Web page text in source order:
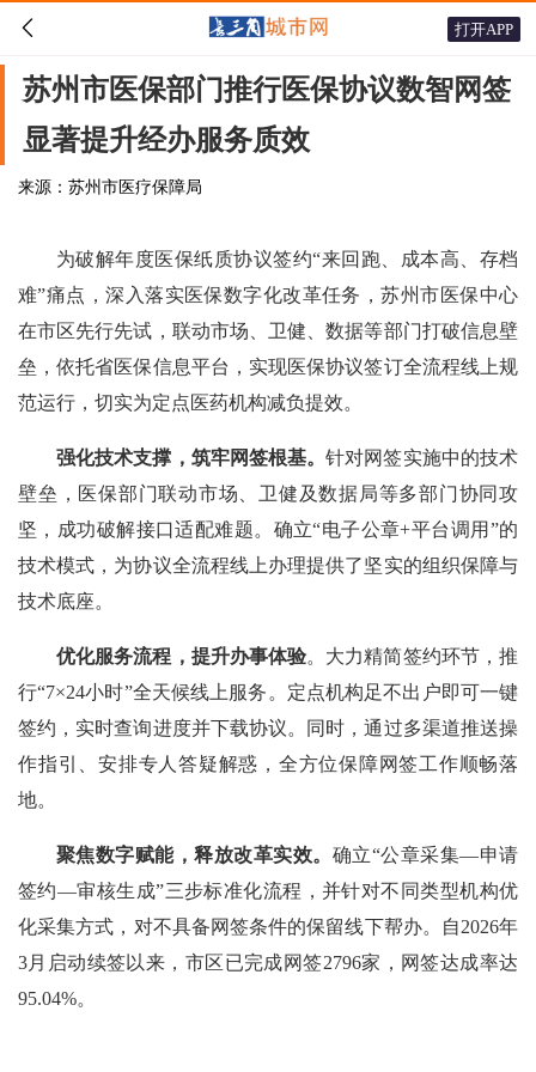
 打开APP
苏州市医保部门推行医保协议数智网签
显著提升经办服务质效
来源：苏州市医疗保障局
为破解年度医保纸质协议签约“来回跑、成本高、存档
难”痛点，深入落实医保数字化改革任务，苏州市医保中心
在市区先行先试，联动市场、卫健、数据等部门打破信息壁
垒，依托省医保信息平台，实现医保协议签订全流程线上规
范运行，切实为定点医药机构减负提效。
强化技术支撑，筑牢网签根基。针对网签实施中的技术
壁垒，医保部门联动市场、卫健及数据局等多部门协同攻
坚，成功破解接口适配难题。确立“电子公章+平台调用”的
技术模式，为协议全流程线上办理提供了坚实的组织保障与
技术底座。
优化服务流程，提升办事体验。大力精简签约环节，推
行“7×24小时”全天候线上服务。定点机构足不出户即可一键
签约，实时查询进度并下载协议。同时，通过多渠道推送操
作指引、安排专人答疑解惑，全方位保障网签工作顺畅落
地。
聚焦数字赋能，释放改革实效。 确立“公章采集—申请
签约—审核生成”三步标准化流程，并针对不同类型机构优
化采集方式，对不具备网签条件的保留线下帮办。自2026年
3月启动续签以来，市区已完成网签2796家，网签达成率达
95.04%。